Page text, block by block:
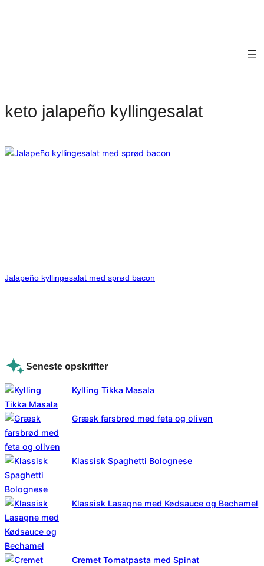
keto jalapeño kyllingesalat
Jalapeño kyllingesalat med sprød bacon
Seneste opskrifter
Kylling Tikka Masala
Græsk farsbrød med feta og oliven
Klassisk Spaghetti Bolognese
Klassisk Lasagne med Kødsauce og Bechamel
Cremet Tomatpasta med Spinat